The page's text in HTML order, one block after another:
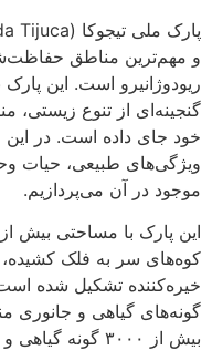
و مهم‌ترین مناطق
گنجینه‌ای از تنوع زیستی،
خود جای داده است. در این
ویژگی‌های طبیعی، حیات
موجود در آن می‌پردازیم.
کوه‌های سر به‌ فلک کشیده،
خیره‌کننده تشکیل شده
گونه‌های گیاهی و جانوری